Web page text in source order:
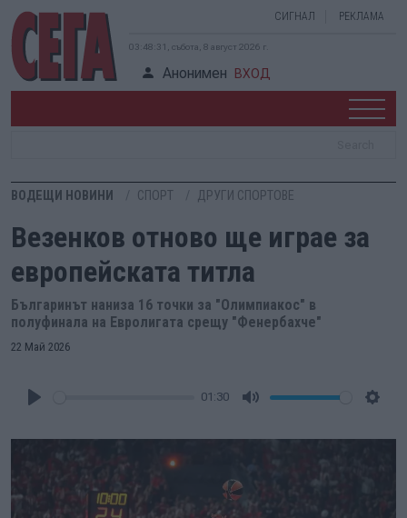
СИГНАЛ РЕКЛАМА
03:48:32, събота, 8 август 2026 г.
Анонимен ВХОД
ВОДЕЩИ НОВИНИ СПОРТ ДРУГИ СПОРТОВЕ
Везенков отново ще играе за
европейската титла
Българинът наниза 16 точки за "Олимпиакос" в
полуфинала на Евролигата срещу "Фенербахче"
22 Май 2026
01:30